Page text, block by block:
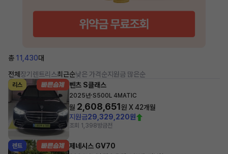
총 11,430대
전체 장기렌트리스최근순낮은 가격순지원금 많은순
리스 벤츠 S클래스
2025년·S500L 4MATIC
월 2,608,651원 X42개월
지원금29,329,220원
조회 1,398방금전
렌트 제네시스 GV70